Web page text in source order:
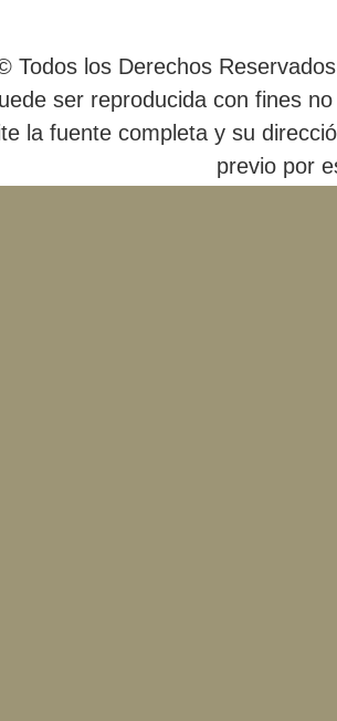
Todos los Derechos
ser reproducida con fines
la fuente completa y su
previo por